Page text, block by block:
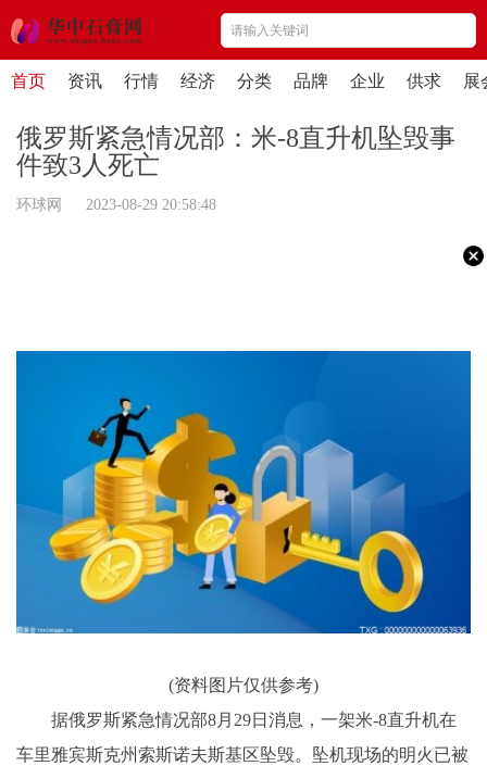
首页 资讯 行情 经济 分类 品牌 企业 供求 展
俄罗斯紧急情况部：米-8直升机坠毁事
件致3人死亡
环球网 2023-08-29 20:58:48
(资料图片仅供参考)
据俄罗斯紧急情况部8月29日消息，一架米-8直升机在
车里雅宾斯克州索斯诺夫斯基区坠毁。坠机现场的明火已被